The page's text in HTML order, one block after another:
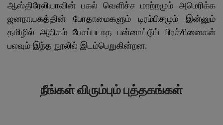
ஆஸ்திரேலியாவின் பகல் வெளிச்ச மாற்றமும் அமெரிக்க
ஜனநாயகத்தின் போதாமைகளும் டிரம்பிசமும் இன்னும்
தமிழில் அதிகம் பேசப்படாத பன்னாட்டுப் பிரச்சினைகள்
பலவும் இந்த நூலில் இடம்பெறுகின்றன.
நீங்கள் விரும்பும் புத்தகங்கள்